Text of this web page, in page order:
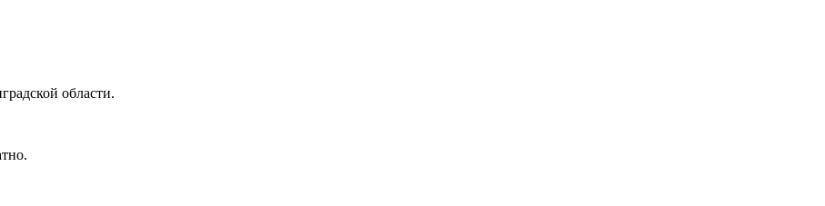
области.